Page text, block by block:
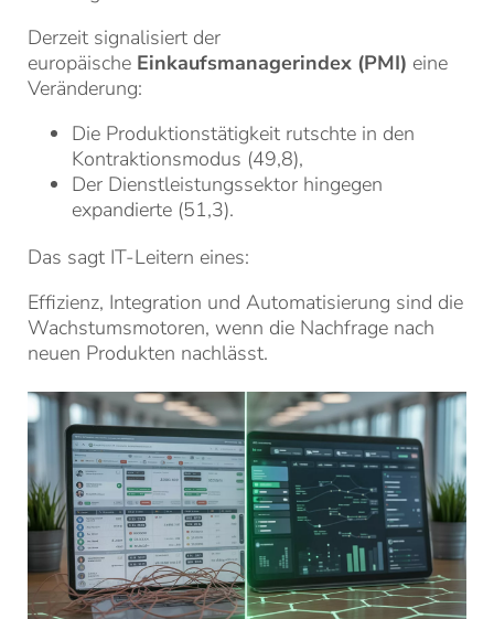
Derzeit signalisiert der
europäische Einkaufsmanagerindex (PMI) eine
Veränderung:
Die Produktionstätigkeit rutschte in den
Kontraktionsmodus (49,8),
Der Dienstleistungssektor hingegen
expandierte (51,3).
Das sagt IT-Leitern eines:
Effizienz, Integration und Automatisierung sind die
Wachstumsmotoren, wenn die Nachfrage nach
neuen Produkten nachlässt.